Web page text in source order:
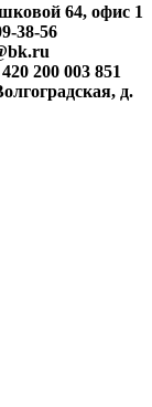
64, офис 1
38-56
200 003 851
д.